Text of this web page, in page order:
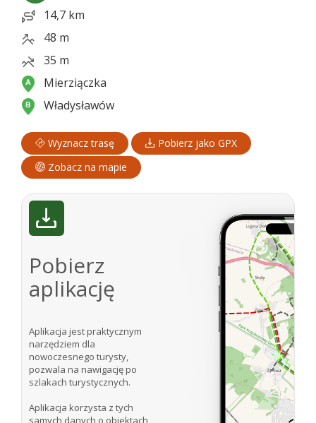
14,7 km
48 m
35 m
Mierziączka
Władysławów
Wyznacz trasę
Pobierz jako GPX
Zobacz na mapie
Pobierz
aplikację
Aplikacja jest praktycznym
narzędziem dla
nowoczesnego turysty,
pozwala na nawigację po
szlakach turystycznych.
Aplikacja korzysta z tych
samych danych o obiektach